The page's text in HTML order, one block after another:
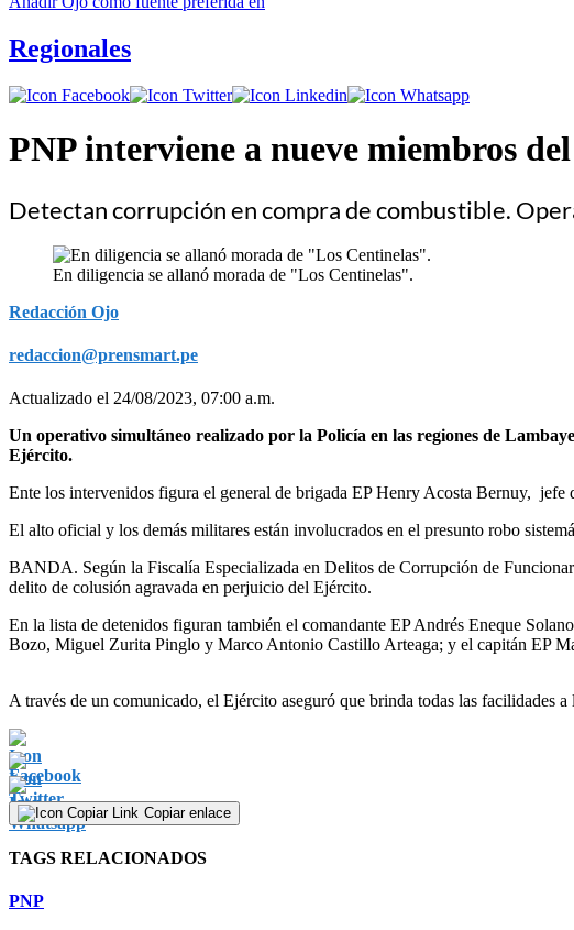
Regionales
PNP interviene a nueve miembros
Detectan corrupción en compra de combustible.
En diligencia se allanó morada de "Los Centinelas".
Redacción Ojo
redaccion@prensmart.pe
Actualizado el 24/08/2023, 07:00 a.m.
Un operativo simultáneo realizado por la Policía en las regiones de
Ejército.
Ente los intervenidos figura el general de brigada EP Henry Acosta Bernuy,
El alto oficial y los demás militares están involucrados en el presunto robo
BANDA. Según la Fiscalía Especializada en Delitos de Corrupción de
delito de colusión agravada en perjuicio del Ejército.
En la lista de detenidos figuran también el comandante EP Andrés Eneque
Bozo, Miguel Zurita Pinglo y Marco Antonio Castillo Arteaga; y el capitán EP
A través de un comunicado, el Ejército aseguró que brinda todas las facilidades
Copiar enlace
TAGS RELACIONADOS
PNP